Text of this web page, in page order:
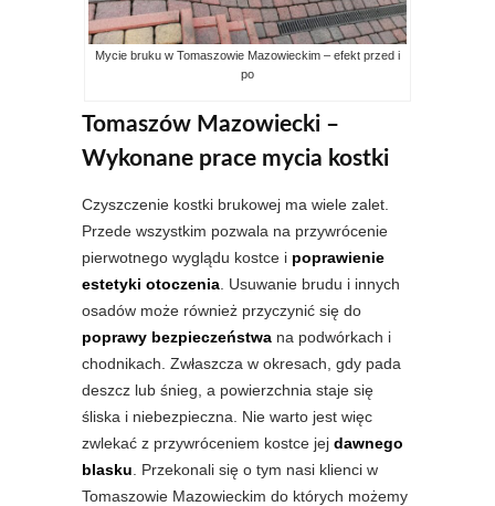
Mycie bruku w Tomaszowie Mazowieckim – efekt przed i
po
Tomaszów Mazowiecki –
Wykonane prace mycia kostki
Czyszczenie kostki brukowej ma wiele zalet.
Przede wszystkim pozwala na przywrócenie
pierwotnego wyglądu kostce i poprawienie
estetyki otoczenia . Usuwanie brudu i innych
osadów może również przyczynić się do
poprawy bezpieczeństwa na podwórkach i
chodnikach. Zwłaszcza w okresach, gdy pada
deszcz lub śnieg, a powierzchnia staje się
śliska i niebezpieczna. Nie warto jest więc
zwlekać z przywróceniem kostce jej dawnego
blasku . Przekonali się o tym nasi klienci w
Tomaszowie Mazowieckim do których możemy